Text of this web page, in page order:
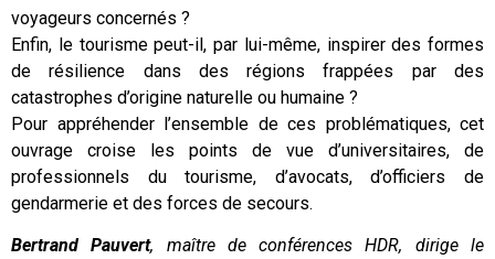
voyageurs concernés ?
Enfin, le tourisme peut-il, par lui-même, inspirer des formes
de résilience dans des régions frappées par des
catastrophes d’origine naturelle ou humaine ?
Pour appréhender l’ensemble de ces problématiques, cet
ouvrage croise les points de vue d’universitaires, de
professionnels du tourisme, d’avocats, d’officiers de
gendarmerie et des forces de secours.
Bertrand Pauvert, maître de conférences HDR, dirige le